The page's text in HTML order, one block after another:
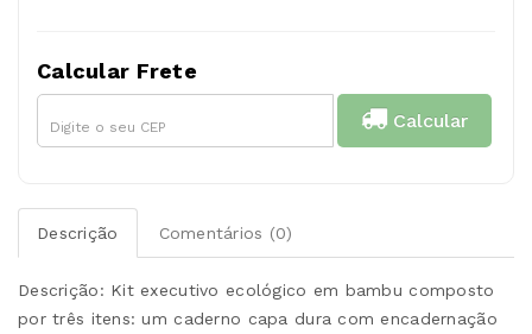
Calcular Frete
Calcular
Descrição Comentários (0)
Descrição: Kit executivo ecológico em bambu composto
por três itens: um caderno capa dura com encadernação